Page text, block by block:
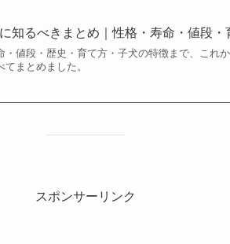
知るべきまとめ｜性格・寿命・値段・
・値段・歴史・育て方・子犬の特徴まで、これ
まとめました。
スポンサーリンク